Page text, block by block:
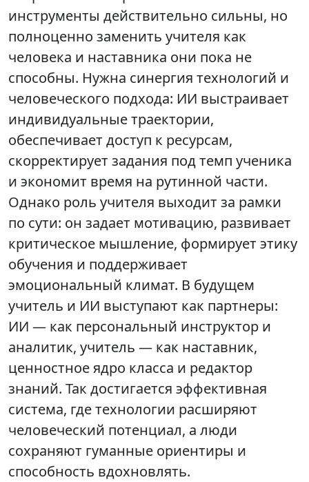
инструменты действительно сильны, но
полноценно заменить учителя как
человека и наставника они пока не
способны. Нужна синергия технологий и
человеческого подхода: ИИ выстраивает
индивидуальные траектории,
обеспечивает доступ к ресурсам,
скорректирует задания под темп ученика
и экономит время на рутинной части.
Однако роль учителя выходит за рамки
по сути: он задает мотивацию, развивает
критическое мышление, формирует этику
обучения и поддерживает
эмоциональный климат. В будущем
учитель и ИИ выступают как партнеры:
ИИ — как персональный инструктор и
аналитик, учитель — как наставник,
ценностное ядро класса и редактор
знаний. Так достигается эффективная
система, где технологии расширяют
человеческий потенциал, а люди
сохраняют гуманные ориентиры и
способность вдохновлять.